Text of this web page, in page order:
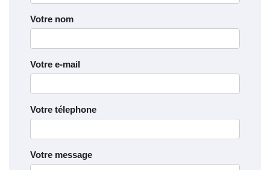
Votre nom
Votre e-mail
Votre télephone
Votre message